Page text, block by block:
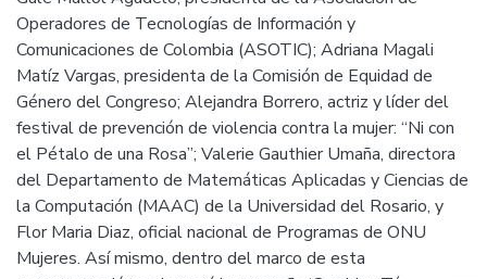
Operadores de Tecnologías de Información y
Comunicaciones de Colombia (ASOTIC); Adriana Magali
Matíz Vargas, presidenta de la Comisión de Equidad de
Género del Congreso; Alejandra Borrero, actriz y líder del
festival de prevención de violencia contra la mujer: “Ni con
el Pétalo de una Rosa”; Valerie Gauthier Umaña, directora
del Departamento de Matemáticas Aplicadas y Ciencias de
la Computación (MAAC) de la Universidad del Rosario, y
Flor Maria Diaz, oficial nacional de Programas de ONU
Mujeres. Así mismo, dentro del marco de esta